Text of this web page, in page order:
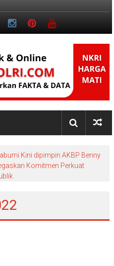
Kini dipimpin AKBP Benny
Komitmen Perkuat